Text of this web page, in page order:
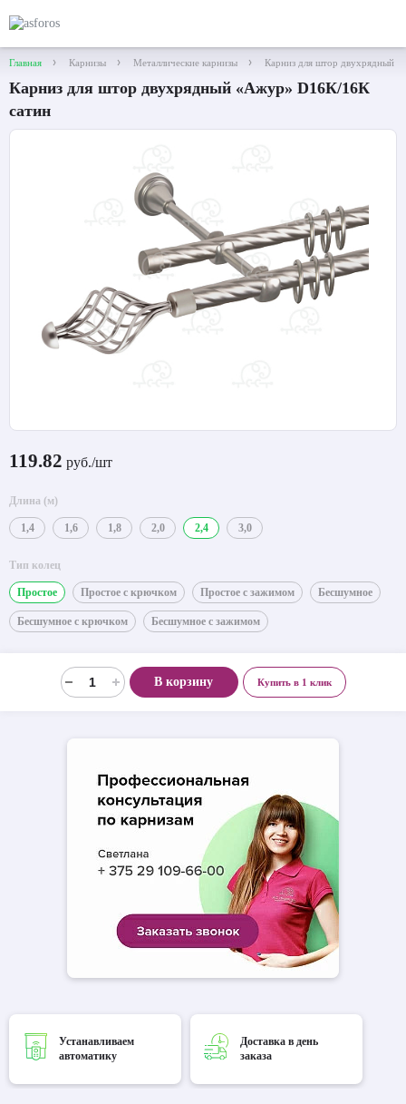
Главная Карнизы Металлические карнизы Карниз для штор двухрядный
Карниз для штор двухрядный «Ажур» D16К/16К
сатин
119.82 руб./шт
Длина (м)
1,4 1,6 1,8 2,0 2,4 3,0
Тип колец
Простое Простое с крючком Простое с зажимом Бесшумное
Бесшумное с крючком Бесшумное с зажимом
В корзину Купить в 1 клик
Устанавливаем
автоматику
Доставка в день
заказа